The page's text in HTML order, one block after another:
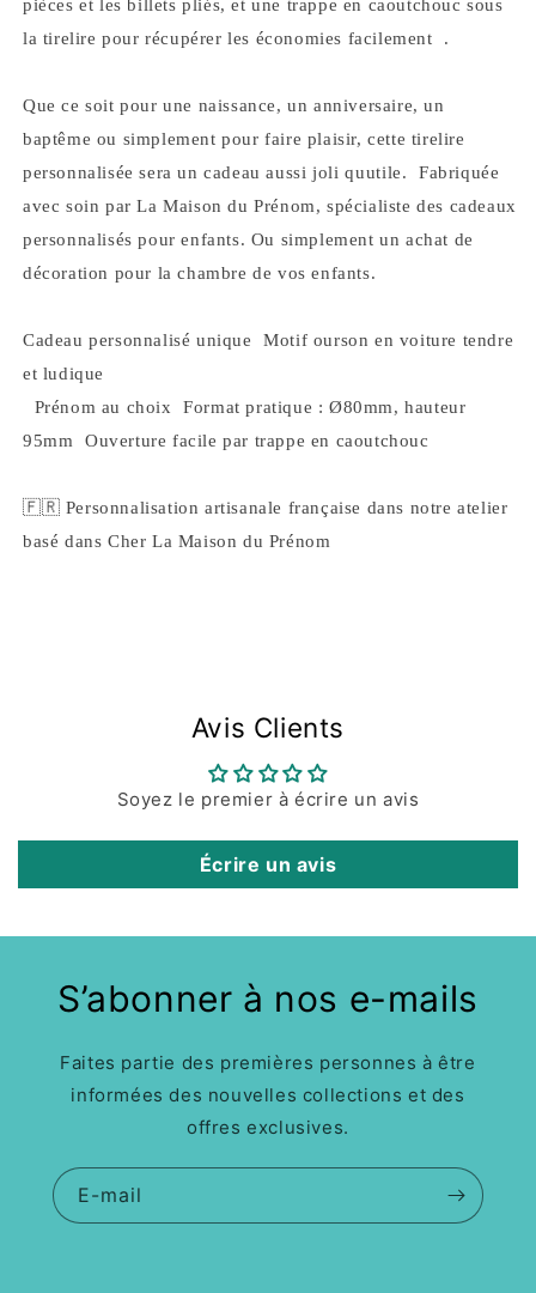
pièces et les billets pliés, et une trappe en caoutchouc sous
la tirelire pour récupérer les économies facilement .
Que ce soit pour une naissance, un anniversaire, un
baptême ou simplement pour faire plaisir, cette tirelire
personnalisée sera un cadeau aussi joli quutile. Fabriquée
avec soin par La Maison du Prénom, spécialiste des cadeaux
personnalisés pour enfants. Ou simplement un achat de
décoration pour la chambre de vos enfants.
Cadeau personnalisé unique Motif ourson en voiture tendre
et ludique
Prénom au choix Format pratique : Ø80mm, hauteur
95mm Ouverture facile par trappe en caoutchouc
🇫🇷 Personnalisation artisanale française dans notre atelier
basé dans Cher La Maison du Prénom
Avis Clients
Soyez le premier à écrire un avis
Écrire un avis
S’abonner à nos e-mails
Faites partie des premières personnes à être
informées des nouvelles collections et des
offres exclusives.
E-mail